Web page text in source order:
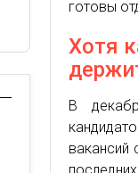
готовы
Хотя
В
вакансий